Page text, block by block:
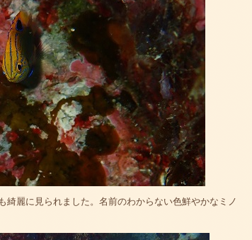
綺麗に見られました。名前のわからない色鮮やかなミノ